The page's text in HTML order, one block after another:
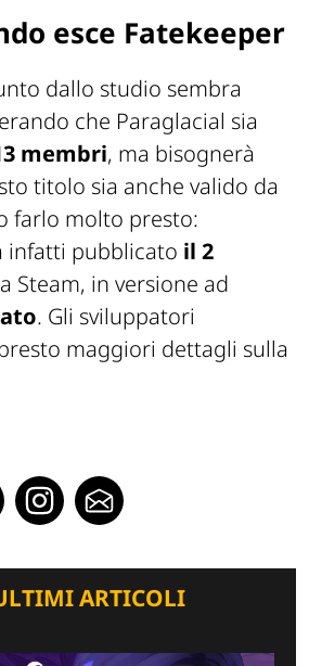
esce Fatekeeper
dallo studio sembra
che Paraglacial sia
membri, ma bisognerà
titolo sia anche valido da
farlo molto presto:
infatti pubblicato il 2
Steam, in versione ad
. Gli sviluppatori
maggiori dettagli sulla
ARTICOLI